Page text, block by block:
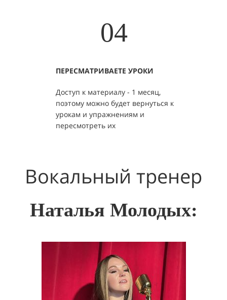
ПЕРЕСМАТРИВАЕТЕ УРОКИ
Доступ к материалу - 1 месяц,
поэтому можно будет вернуться к
урокам и упражнениям и
пересмотреть их
04
Вокальный тренер
Наталья Молодых: